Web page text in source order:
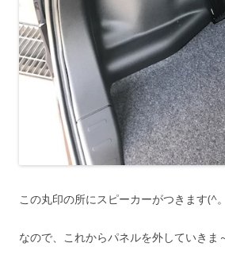
この丸印の所にスピーカーがつきます(^
なので、これからパネルを外していきま